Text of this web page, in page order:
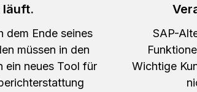
läuft.
dem Ende seines
müssen in den
ein neues Tool für
SAP-
Wichtige